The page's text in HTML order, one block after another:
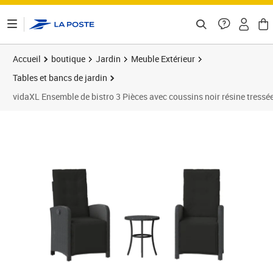
Accueil boutique Jardin
Meuble Extérieur
Tables et bancs de jardin
vidaXL Ensemble de bistro 3 Pièces avec coussins noir résine